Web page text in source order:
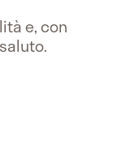
e, con